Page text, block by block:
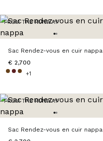
FROM THE RUNWAY
Sac Rendez-vous en cuir nappa
€ 2,700
+1
FROM THE RUNWAY
Sac Rendez-vous en cuir nappa